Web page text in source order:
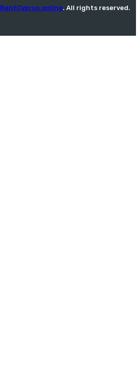
RentCyprus.online. All rights reserved.